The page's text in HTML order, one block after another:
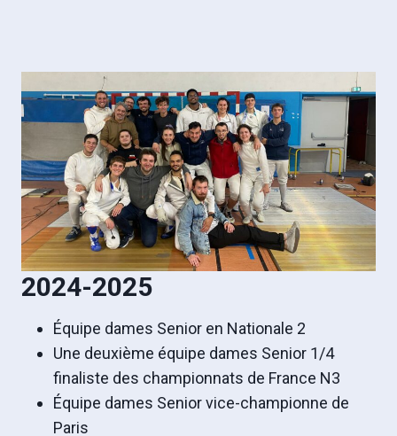
2024-2025
Équipe dames Senior en Nationale 2
Une deuxième équipe dames Senior 1/4
finaliste des championnats de France N3
Équipe dames Senior vice-championne de
Paris